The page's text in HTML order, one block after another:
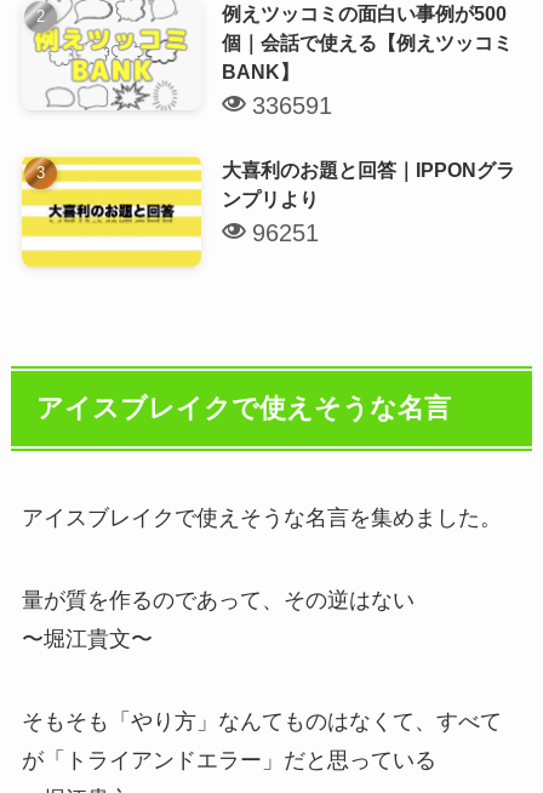
例えツッコミの面白い事例が500
個｜会話で使える【例えツッコミ
BANK】
336591
大喜利のお題と回答｜IPPONグラ
ンプリより
96251
アイスブレイクで使えそうな名言
アイスブレイクで使えそうな名言を集めました。
量が質を作るのであって、その逆はない
〜堀江貴文〜
そもそも「やり方」なんてものはなくて、すべて
が「トライアンドエラー」だと思っている